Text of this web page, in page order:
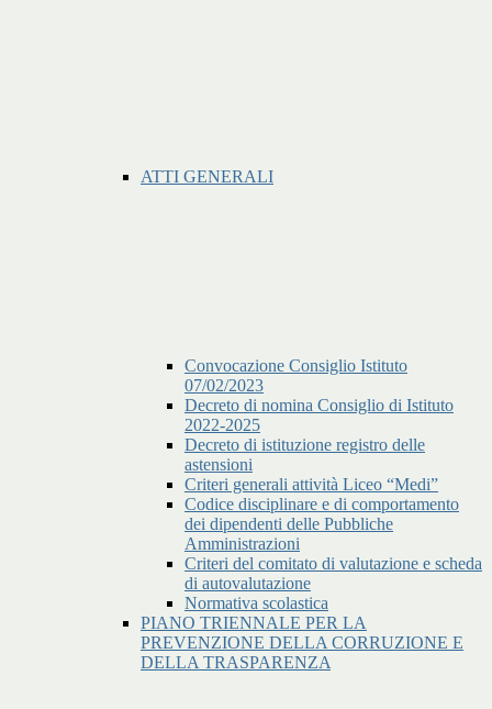
ATTI GENERALI
Convocazione Consiglio Istituto
07/02/2023
Decreto di nomina Consiglio di Istituto
2022-2025
Decreto di istituzione registro delle
astensioni
Criteri generali attività Liceo “Medi”
Codice disciplinare e di comportamento
dei dipendenti delle Pubbliche
Amministrazioni
Criteri del comitato di valutazione e scheda
di autovalutazione
Normativa scolastica
PIANO TRIENNALE PER LA
PREVENZIONE DELLA CORRUZIONE E
DELLA TRASPARENZA